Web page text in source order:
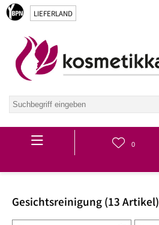
LIEFERLAND
Hauptmenü
0
Gesichtsreinigung (13 Artikel)